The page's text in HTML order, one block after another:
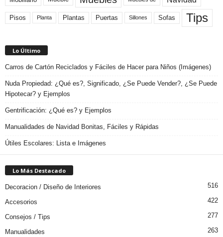
Pisos Planta Plantas Puertas Sillones Sofas Tips
Lo Último
Carros de Cartón Reciclados y Fáciles de Hacer para Niños (Imágenes)
Nuda Propiedad: ¿Qué es?, Significado, ¿Se Puede Vender?, ¿Se Puede
Hipotecar? y Ejemplos
Gentrificación: ¿Qué es? y Ejemplos
Manualidades de Navidad Bonitas, Fáciles y Rápidas
Útiles Escolares: Lista e Imágenes
Lo Más Destacado
Decoracion / Diseño de Interiores 516
Accesorios 422
Consejos / Tips 277
Manualidades 263